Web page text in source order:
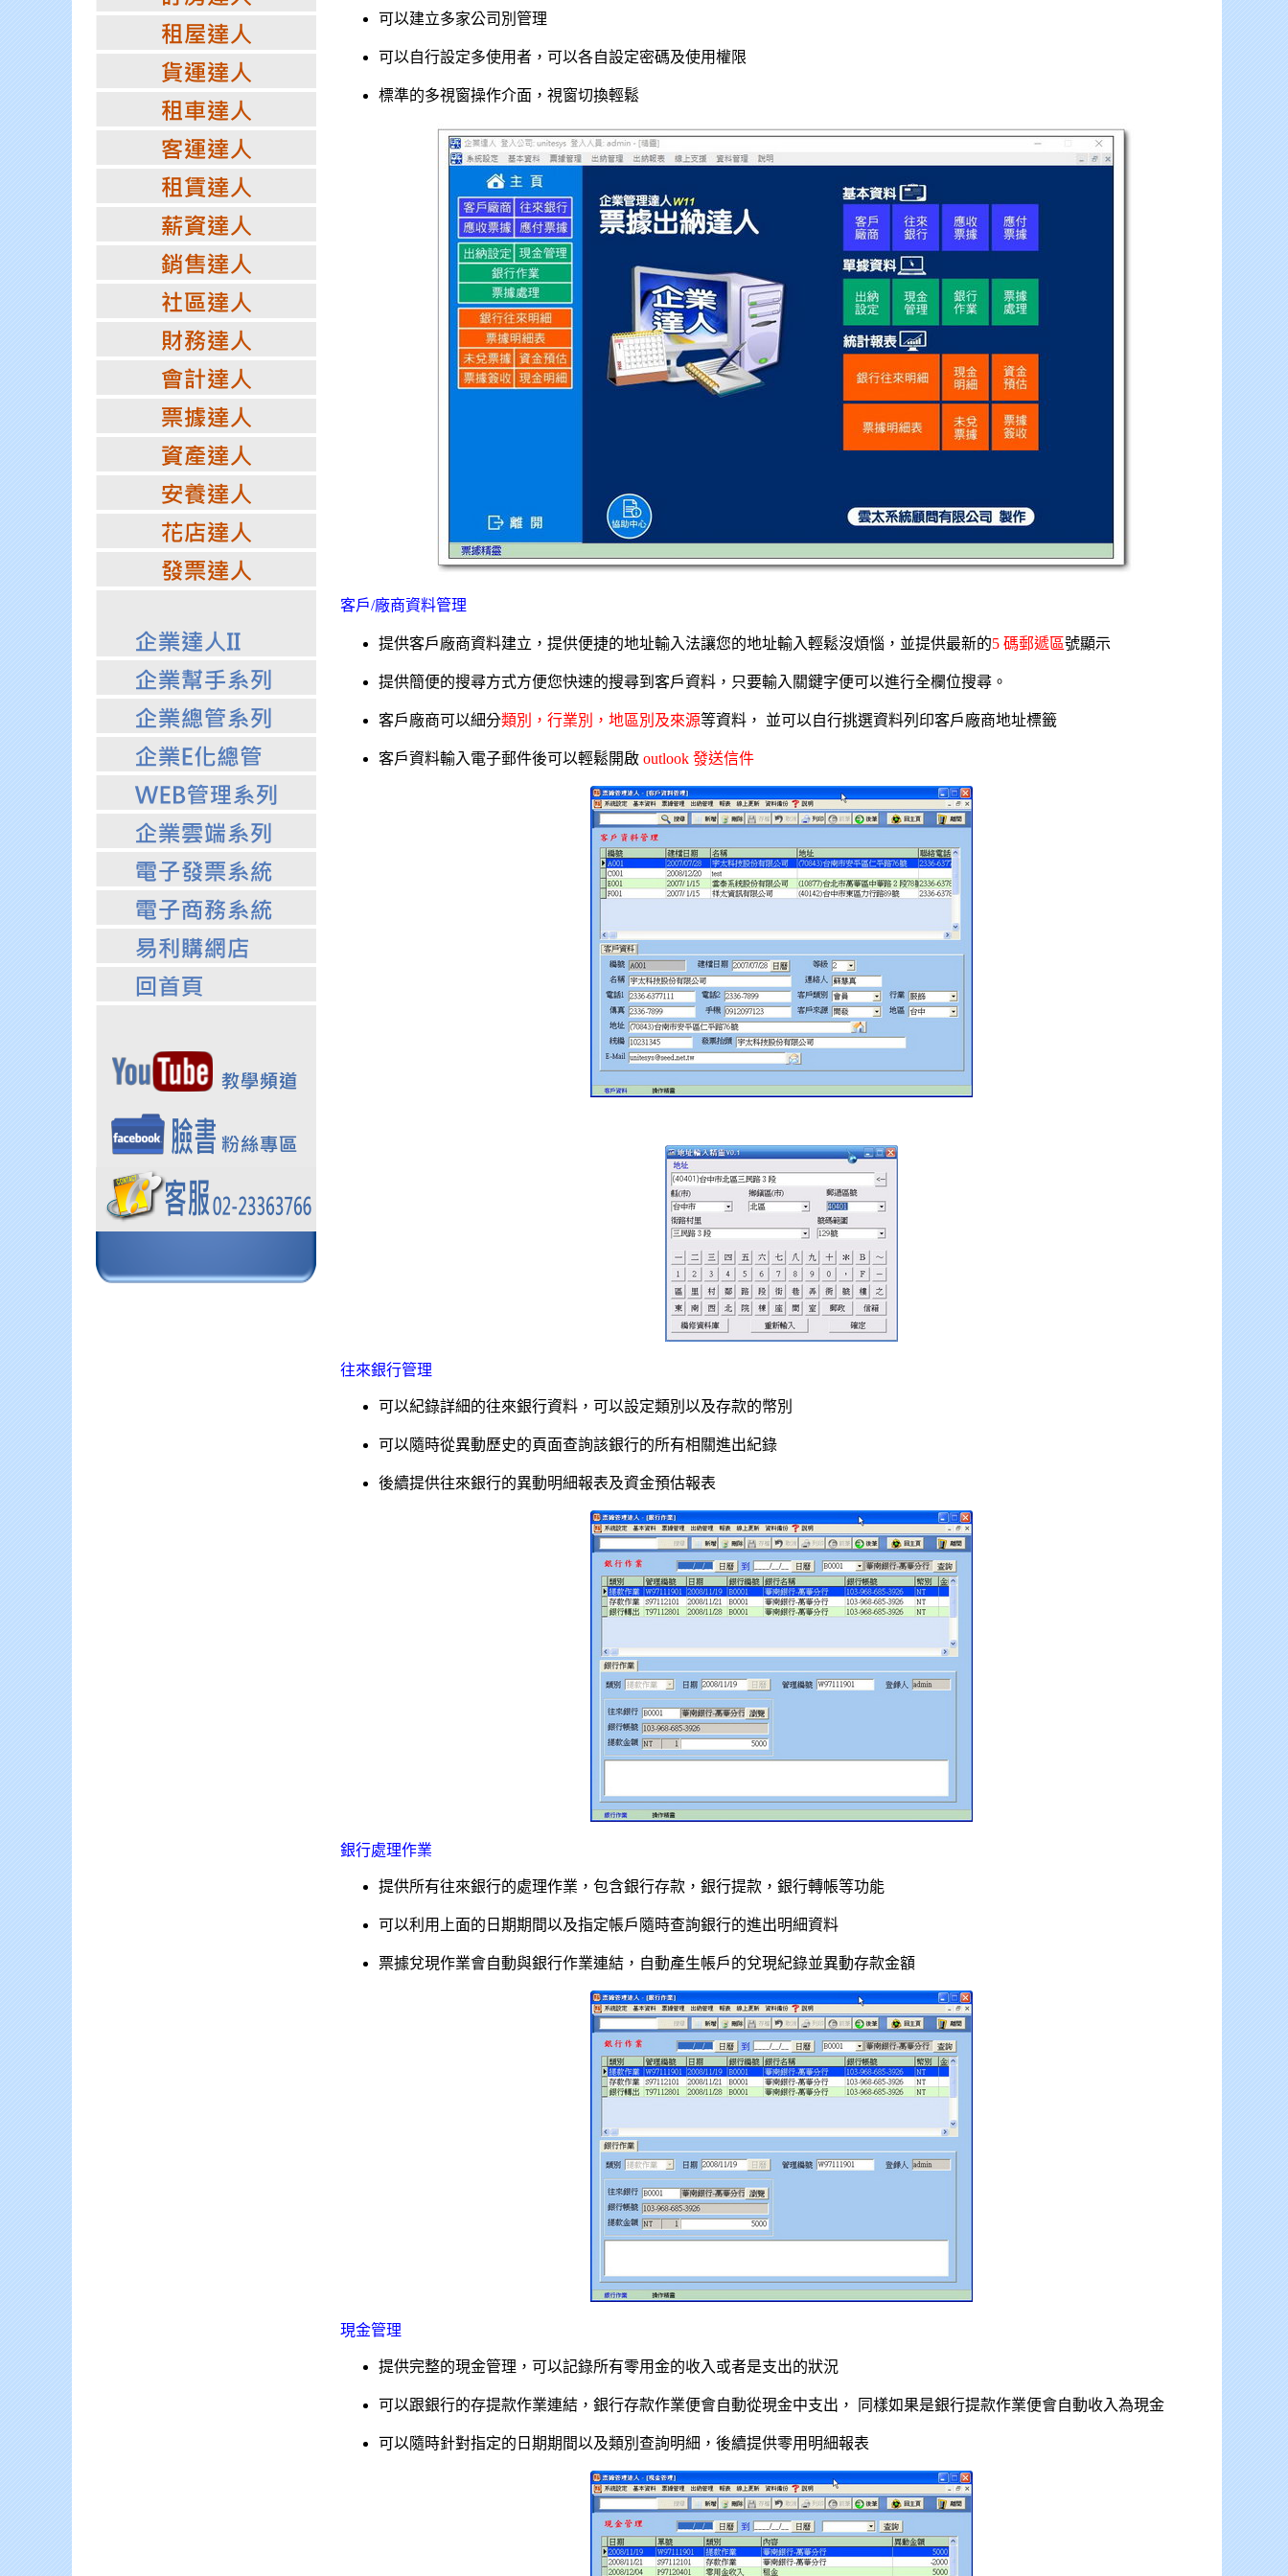
可以建立多家公司別管理
可以自行設定多使用者，可以各自設定密碼及使用權限
標準的多視窗操作介面，視窗切換輕鬆
客戶/廠商資料管理
提供客戶廠商資料建立，提供便捷的地址輸入法讓您的地址輸入輕鬆沒煩惱，並提供最新的5 碼郵遞區號顯示
提供簡便的搜尋方式方便您快速的搜尋到客戶資料，只要輸入關鍵字便可以進行全欄位搜尋。
客戶廠商可以細分類別，行業別，地區別及來源等資料， 並可以自行挑選資料列印客戶廠商地址標籤
客戶資料輸入電子郵件後可以輕鬆開啟 outlook 發送信件
往來銀行管理
可以紀錄詳細的往來銀行資料，可以設定類別以及存款的幣別
可以隨時從異動歷史的頁面查詢該銀行的所有相關進出紀錄
後續提供往來銀行的異動明細報表及資金預估報表
銀行處理作業
提供所有往來銀行的處理作業，包含銀行存款，銀行提款，銀行轉帳等功能
可以利用上面的日期期間以及指定帳戶隨時查詢銀行的進出明細資料
票據兌現作業會自動與銀行作業連結，自動產生帳戶的兌現紀錄並異動存款金額
現金管理
提供完整的現金管理，可以記錄所有零用金的收入或者是支出的狀況
可以跟銀行的存提款作業連結，銀行存款作業便會自動從現金中支出， 同樣如果是銀行提款作業便會自動收入為現金
可以隨時針對指定的日期期間以及類別查詢明細，後續提供零用明細報表